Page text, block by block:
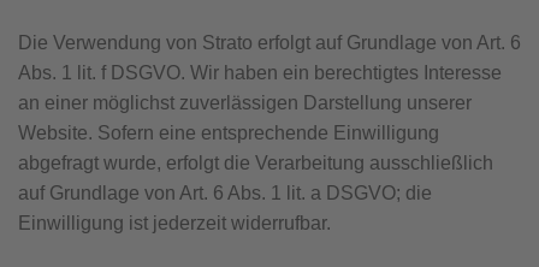
Die Verwendung von Strato erfolgt auf Grundlage von Art. 6
Abs. 1 lit. f DSGVO. Wir haben ein berechtigtes Interesse
an einer möglichst zuverlässigen Darstellung unserer
Website. Sofern eine entsprechende Einwilligung
abgefragt wurde, erfolgt die Verarbeitung ausschließlich
auf Grundlage von Art. 6 Abs. 1 lit. a DSGVO; die
Einwilligung ist jederzeit widerrufbar.